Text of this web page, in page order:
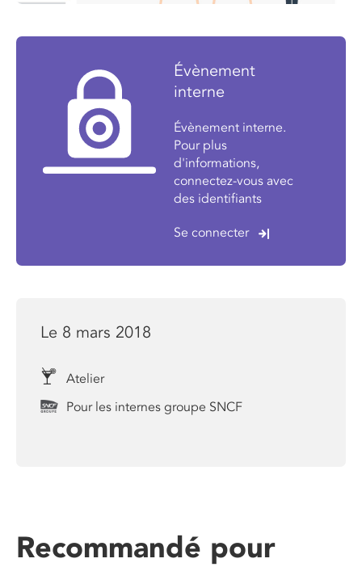
Évènement
interne
Évènement interne.
Pour plus
d'informations,
connectez-vous avec
des identifiants
Se connecter
Le 8 mars 2018
Atelier
Pour les internes groupe SNCF
Recommandé pour